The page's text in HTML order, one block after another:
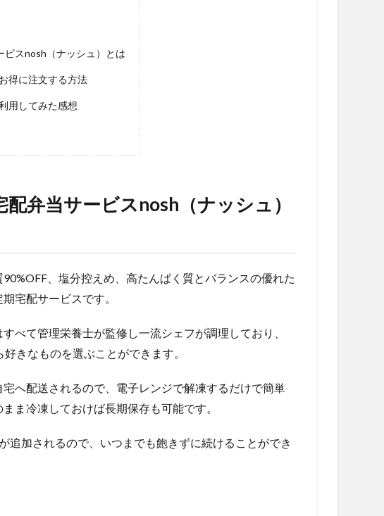
ビスnosh（ナッシュ）とは
得に注文する方法
用してみた感想
弁当サービスnosh（ナッシュ）
、塩分控えめ、高たんぱく質とバランスの優れた
宅配サービスです。
べて管理栄養士が監修し一流シェフが調理しており、
きなものを選ぶことができます。
へ配送されるので、電子レンジで解凍するだけで簡単
ま冷凍しておけば長期保存も可能です。
追加されるので、いつまでも飽きずに続けることができ